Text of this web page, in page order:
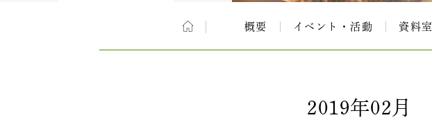
概要 イベント・活動 資料室
2019年02月